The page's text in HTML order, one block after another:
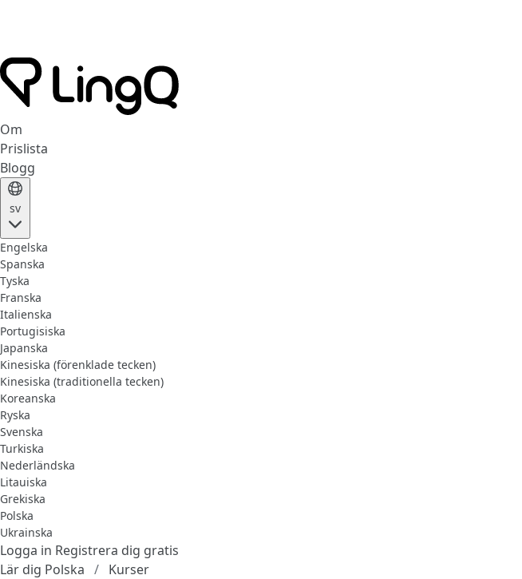
Om
Prislista
Blogg
sv
Engelska
Spanska
Tyska
Franska
Italienska
Portugisiska
Japanska
Kinesiska (förenklade tecken)
Kinesiska (traditionella tecken)
Koreanska
Ryska
Svenska
Turkiska
Nederländska
Litauiska
Grekiska
Polska
Ukrainska
Logga in Registrera dig gratis
Lär dig Polska
Kurser